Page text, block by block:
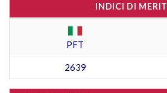
INDICI DI
PFT
2639